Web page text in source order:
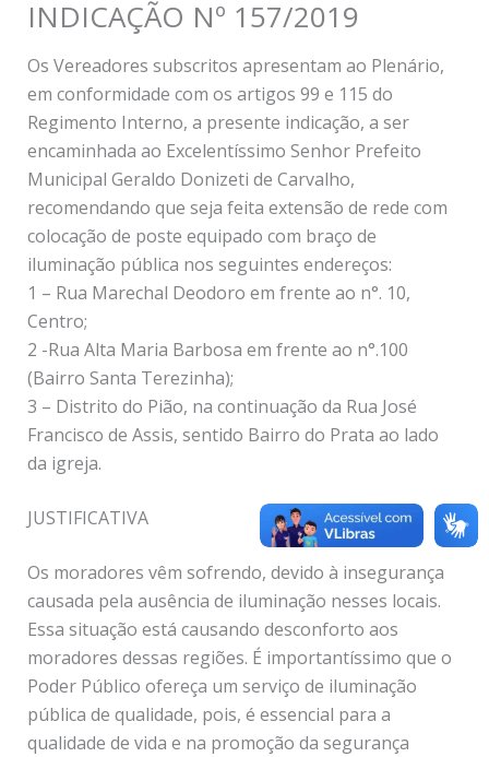
INDICAÇÃO Nº 157/2019
Os Vereadores subscritos apresentam ao Plenário,
em conformidade com os artigos 99 e 115 do
Regimento Interno, a presente indicação, a ser
encaminhada ao Excelentíssimo Senhor Prefeito
Municipal Geraldo Donizeti de Carvalho,
recomendando que seja feita extensão de rede com
colocação de poste equipado com braço de
iluminação pública nos seguintes endereços:
1 – Rua Marechal Deodoro em frente ao n°. 10,
Centro;
2 -Rua Alta Maria Barbosa em frente ao n°.100
(Bairro Santa Terezinha);
3 – Distrito do Pião, na continuação da Rua José
Francisco de Assis, sentido Bairro do Prata ao lado
da igreja.
JUSTIFICATIVA
Os moradores vêm sofrendo, devido à insegurança
causada pela ausência de iluminação nesses locais.
Essa situação está causando desconforto aos
moradores dessas regiões. É importantíssimo que o
Poder Público ofereça um serviço de iluminação
pública de qualidade, pois, é essencial para a
qualidade de vida e na promoção da segurança